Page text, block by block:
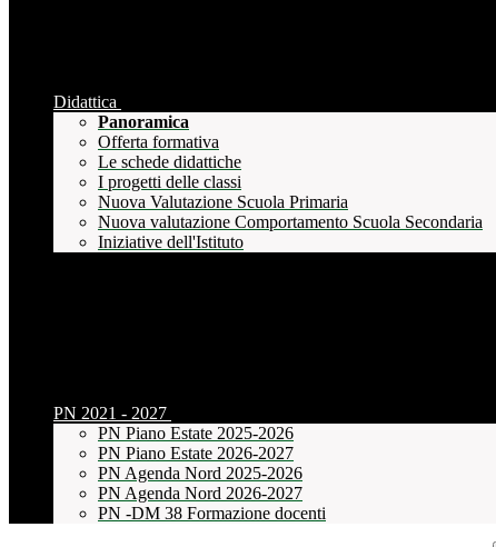
Didattica
Panoramica
Offerta formativa
Le schede didattiche
I progetti delle classi
Nuova Valutazione Scuola Primaria
Nuova valutazione Comportamento Scuola Secondaria
Iniziative dell'Istituto
PN 2021 - 2027
PN Piano Estate 2025-2026
PN Piano Estate 2026-2027
PN Agenda Nord 2025-2026
PN Agenda Nord 2026-2027
PN -DM 38 Formazione docenti